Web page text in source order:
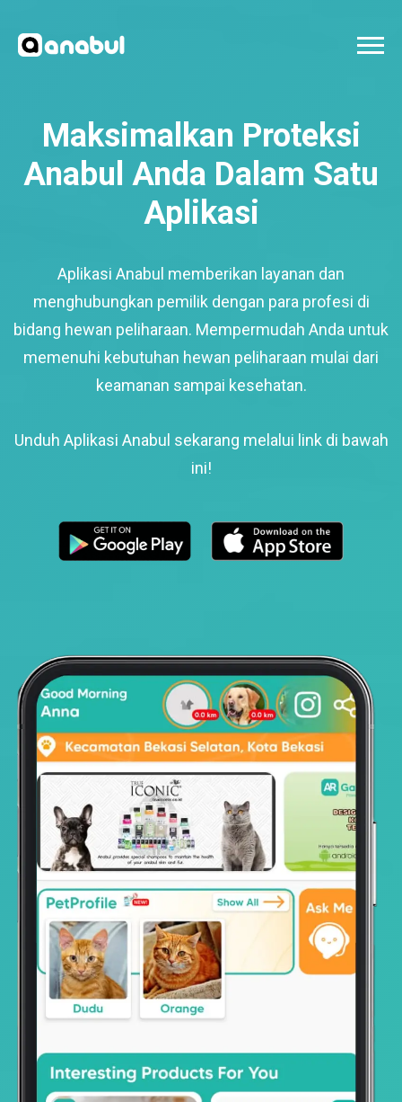
Maksimalkan Proteksi
Anabul Anda Dalam Satu
Aplikasi
Aplikasi Anabul memberikan layanan dan
menghubungkan pemilik dengan para profesi di
bidang hewan peliharaan. Mempermudah Anda untuk
memenuhi kebutuhan hewan peliharaan mulai dari
keamanan sampai kesehatan.
Unduh Aplikasi Anabul sekarang melalui link di bawah
ini!